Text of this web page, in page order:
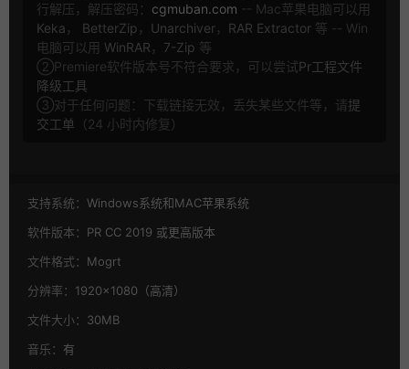
行解压，解压密码： cgmuban.com -- Mac苹果电脑可以用
Keka ， BetterZip ， Unarchiver， RAR Extractor 等 -- Win
电脑可以用 WinRAR ， 7-Zip 等
②Premiere软件版本号不符合要求，可以尝试Pr工程文件
降级工具
③对于任何问题：下载链接无效，丢失某些文件等，请提
交工单 （24 小时内修复）
支持系统： Windows系统和MAC苹果系统
软件版本： PR CC 2019 或更高版本
文件格式： Mogrt
分辨率： 1920×1080（高清）
文件大小： 30MB
音乐： 有